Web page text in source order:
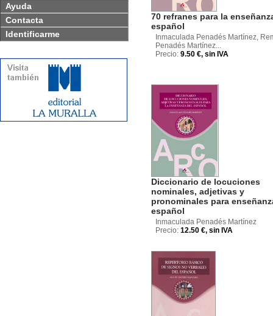
Ayuda
Contacta
Identificarme
70 refranes para la
español
Inmaculada Penadés Martínez,
Penadés Martínez...
Precio: 9.50 €, sin IVA
Diccionario de locuciones
nominales, adjetivas y
pronominales para
español
Inmaculada Penadés Martínez
Precio: 12.50 €, sin IVA